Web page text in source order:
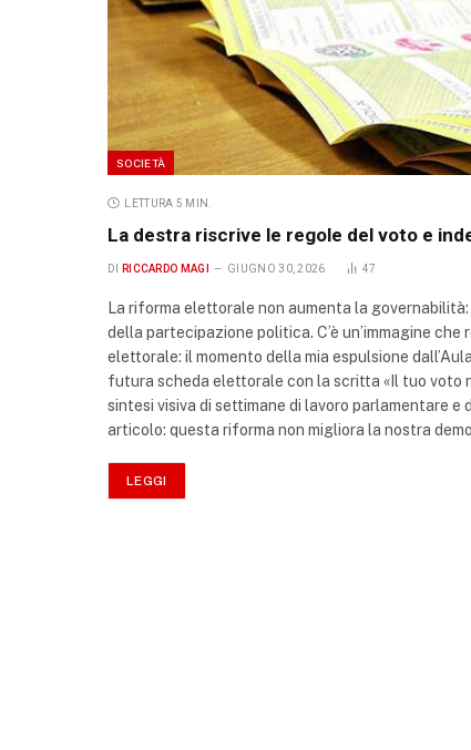
SOCIETÀ
LETTURA 5 MIN.
La destra riscrive le regole del voto e
DI RICCARDO MAGI GIUGNO 30, 2026 47
La riforma elettorale non aumenta la
della partecipazione politica. C’è un’immagine
elettorale: il momento della mia espulsione
futura scheda elettorale con la scritta «Il tuo voto
sintesi visiva di settimane di lavoro parlamentare
articolo: questa riforma non migliora la nostra
LEGGI